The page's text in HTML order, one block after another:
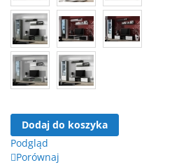
Dodaj do koszyka
Podgląd
Porównaj